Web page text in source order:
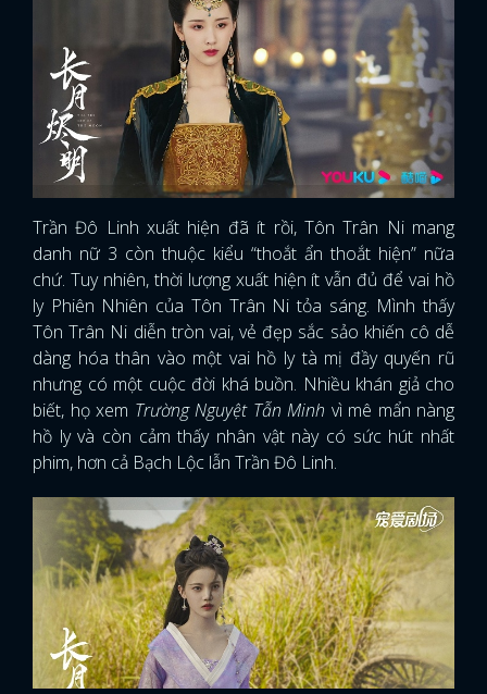
Trần Đô Linh xuất hiện đã ít rồi, Tôn Trân Ni mang
danh nữ 3 còn thuộc kiểu “thoắt ẩn thoắt hiện” nữa
chứ. Tuy nhiên, thời lượng xuất hiện ít vẫn đủ để vai hồ
ly Phiên Nhiên của Tôn Trân Ni tỏa sáng. Mình thấy
Tôn Trân Ni diễn tròn vai, vẻ đẹp sắc sảo khiến cô dễ
dàng hóa thân vào một vai hồ ly tà mị đầy quyến rũ
nhưng có một cuộc đời khá buồn. Nhiều khán giả cho
biết, họ xem Trường Nguyệt Tẫn Minh vì mê mẩn nàng
hồ ly và còn cảm thấy nhân vật này có sức hút nhất
phim, hơn cả Bạch Lộc lẫn Trần Đô Linh.